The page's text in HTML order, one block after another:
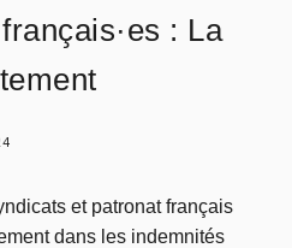
: La
et patronat français
dans les indemnités